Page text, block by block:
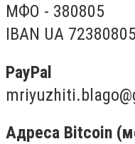
МФО - 380805
IBAN UA
PayPal
Адреса Bitcoin